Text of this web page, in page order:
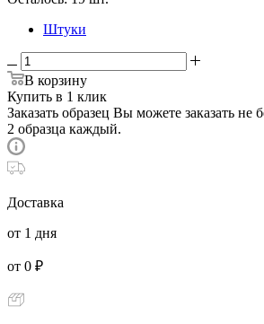
Штуки
В корзину
Купить в 1 клик
Заказать образец Вы можете заказать не
2 образца каждый.
Доставка
от 1 дня
от 0 ₽